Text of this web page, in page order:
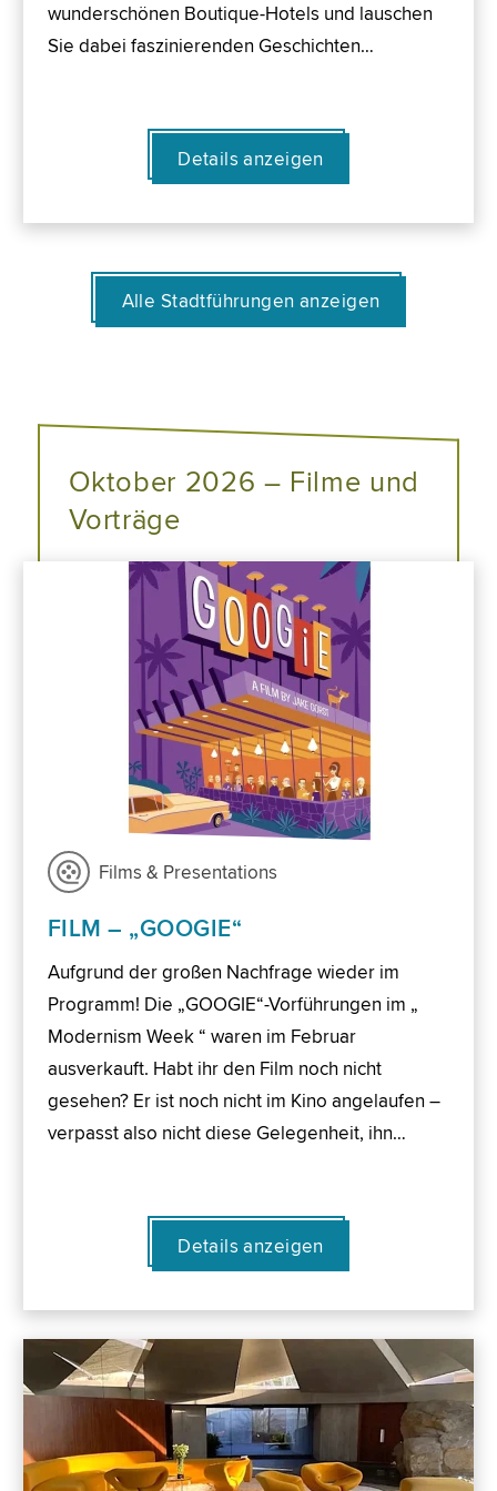
wunderschönen Boutique-Hotels und lauschen
Sie dabei faszinierenden Geschichten…
Details anzeigen
Alle Stadtführungen anzeigen
Oktober 2026 – Filme und
Vorträge
Films & Presentations
FILM – „GOOGIE“
Aufgrund der großen Nachfrage wieder im
Programm! Die „GOOGIE“-Vorführungen im „
Modernism Week “ waren im Februar
ausverkauft. Habt ihr den Film noch nicht
gesehen? Er ist noch nicht im Kino angelaufen –
verpasst also nicht diese Gelegenheit, ihn…
Details anzeigen